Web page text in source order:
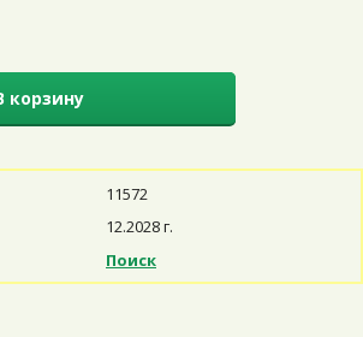
корзину
11572
12.2028 г.
Поиск